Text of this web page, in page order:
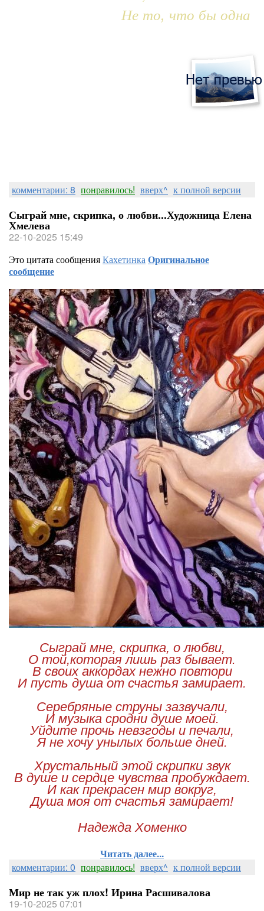
Не то, что бы одна
комментарии: 8 понравилось! вверх^ к полной версии
Сыграй мне, скрипка, о любви...Художница Елена
Хмелева
22-10-2025 15:49
Это цитата сообщенияКахетинкаОригинальное
сообщение
Сыграй мне, скрипка, о любви,
О той,которая лишь раз бывает.
В своих аккордах нежно повтори
И пусть душа от счастья замирает.
Серебряные струны зазвучали,
И музыка сродни душе моей.
Уйдите прочь невзгоды и печали,
Я не хочу унылых больше дней.
Хрустальный этой скрипки звук
В душе и сердце чувства пробуждает.
И как прекрасен мир вокруг,
Душа моя от счастья замирает!
Надежда Хоменко
Читать далее...
комментарии: 0 понравилось! вверх^ к полной версии
Мир не так уж плох! Ирина Расшивалова
19-10-2025 07:01